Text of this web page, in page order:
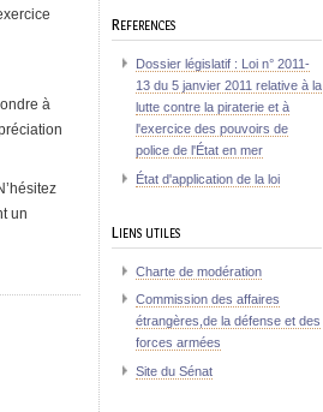
à
un
References
Dossier législatif : Loi n° 2011-
13 du 5 janvier 2011 relative à la
lutte contre la piraterie et à
l'exercice des pouvoirs de
police de l'État en mer
État d'application de la loi
Liens utiles
Charte de modération
Commission des affaires
étrangères,de la défense et des
forces armées
Site du Sénat